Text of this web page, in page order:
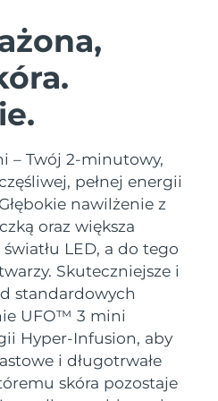
– Twój 2-minutowy,
pełnej energii
nawilżenie z
oraz większa
LED, a do tego
Skuteczniejsze i
standardowych
UFO™ 3 mini
Hyper-Infusion, aby
i długotrwałe
skóra pozostaje
zestaw
Plus
heating
Men
aging massage
Lifting twarzy
zestaw
toning
go
toning on-the-go
eyes & lips
line smoothing device
and red light therapy
Pielęgnacja jamy
ustnej
sonic toothbrush
silicone sonic toothbrush
AGING
Zabiegi LED
Oczekiwany czas dostawy
8/10/26
Oczekiwany czas dostawy
8/9/26
Oczekiwany czas dostawy
Oczekiwany czas dostawy
8/12/26
Oczekiwany czas dostawy